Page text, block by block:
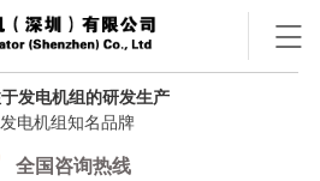
发电机组的研发生产
电机组知名品牌
全国咨询热线